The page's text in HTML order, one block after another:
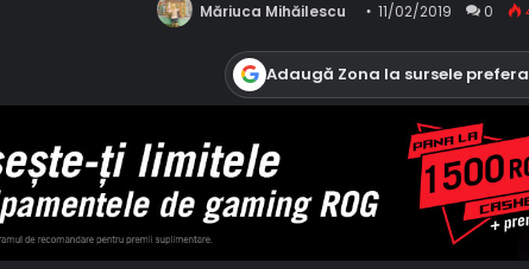
Măriuca Mihăilescu 11/02/2019 0
Adaugă Zona la sursele